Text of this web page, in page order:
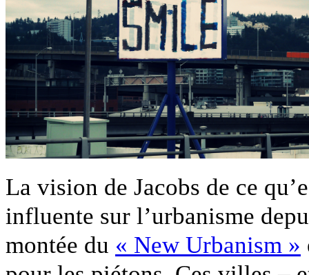
La vision de Jacobs de ce
influente sur l’urbanisme
montée du « New Urbanism »